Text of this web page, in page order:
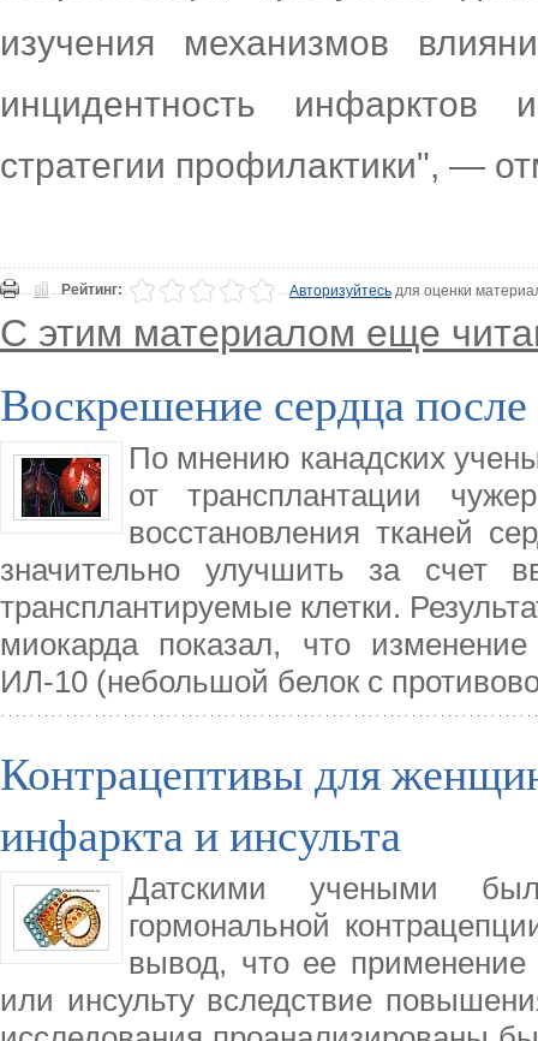
изучения механизмов
инцидентность
стратегии профилактики", —
Рейтинг: Авторизуйтесьдля оценки
С этим материалом еще
Воскрешение сердца
По мнению канадских
от трансплантации
восстановления тканей
значительно улучшить за счет
трансплантируемые клетки.
миокарда показал, что
ИЛ-10 (небольшой белок с
Контрацептивы для
инфаркта и инсульта
Датскими учеными
гормональной
вывод, что ее
или инсульту вследствие